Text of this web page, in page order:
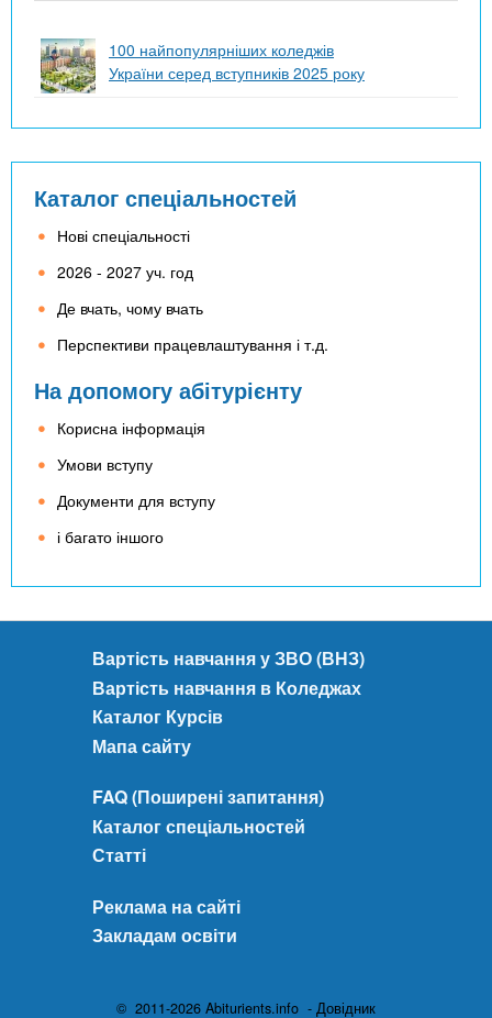
100 найпопулярніших коледжів
України серед вступників 2025 року
Каталог спеціальностей
Нові спеціальності
2026 - 2027 уч. год
Де вчать, чому вчать
Перспективи працевлаштування і т.д.
На допомогу абітурієнту
Корисна інформація
Умови вступу
Документи для вступу
і багато іншого
Вартість навчання у ЗВО (ВНЗ)
Вартість навчання в Коледжах
Каталог Курсів
Мапа сайту
FAQ (Поширені запитання)
Каталог спеціальностей
Статті
Реклама на сайті
Закладам освіти
© 2011-2026 Abiturients.info - Довідник